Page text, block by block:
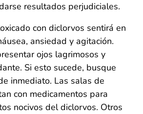
resultados perjudiciales.
con diclorvos sentirá en
ansiedad y agitación.
ojos lagrimosos y
Si esto sucede, busque
inmediato. Las salas de
con medicamentos para
nocivos del diclorvos. Otros